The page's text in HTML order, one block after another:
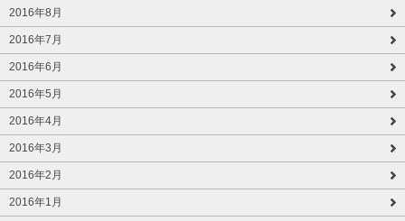
2016年8月
2016年7月
2016年6月
2016年5月
2016年4月
2016年3月
2016年2月
2016年1月